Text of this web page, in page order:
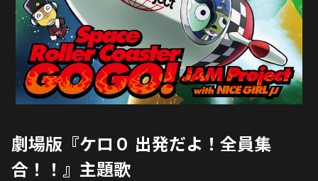
劇場版『ケロ０ 出発だよ！全員集
合！！』主題歌